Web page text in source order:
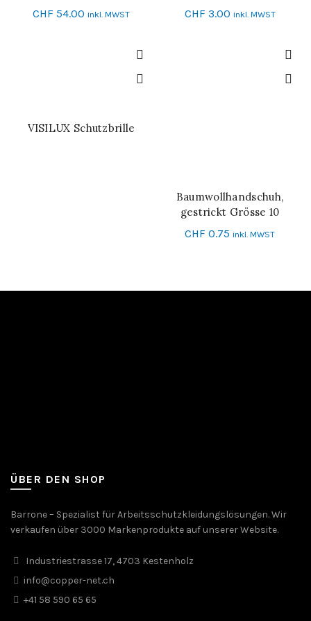
00_CLASS 00
CHF 54.00 inkl. MWST
CHF 3.00 inkl. MWST
WEITERLESEN
VISILUX Schutzbrille
IN DEN WARENKORB
Baumwollhandschuh,
gestrickt Grösse 10
CHF 0.75 inkl. MWST
ÜBER DEN SHOP
Barrone – Spezialist für Arbeitsschutzkleidungslösungen. Wir
verkaufen über 3000 Markenprodukte auf unserer Website.
Industriestrasse 17, 4703 Kestenholz
info@copper-net.ch
+41 58 590 65 65